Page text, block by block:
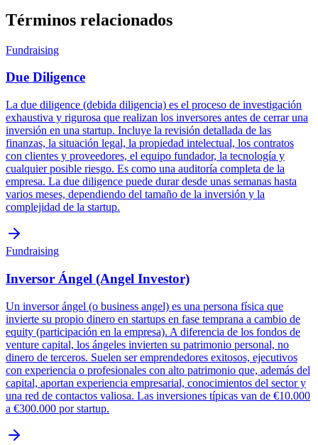
Términos relacionados
Fundraising
Due Diligence
La due diligence (debida diligencia) es el proceso de investigación
exhaustiva y rigurosa que realizan los inversores antes de cerrar una
inversión en una startup. Incluye la revisión detallada de las
finanzas, la situación legal, la propiedad intelectual, los contratos
con clientes y proveedores, el equipo fundador, la tecnología y
cualquier posible riesgo. Es como una auditoría completa de la
empresa. La due diligence puede durar desde unas semanas hasta
varios meses, dependiendo del tamaño de la inversión y la
complejidad de la startup.
Fundraising
Inversor Ángel (Angel Investor)
Un inversor ángel (o business angel) es una persona física que
invierte su propio dinero en startups en fase temprana a cambio de
equity (participación en la empresa). A diferencia de los fondos de
venture capital, los ángeles invierten su patrimonio personal, no
dinero de terceros. Suelen ser emprendedores exitosos, ejecutivos
con experiencia o profesionales con alto patrimonio que, además del
capital, aportan experiencia empresarial, conocimientos del sector y
una red de contactos valiosa. Las inversiones típicas van de €10.000
a €300.000 por startup.